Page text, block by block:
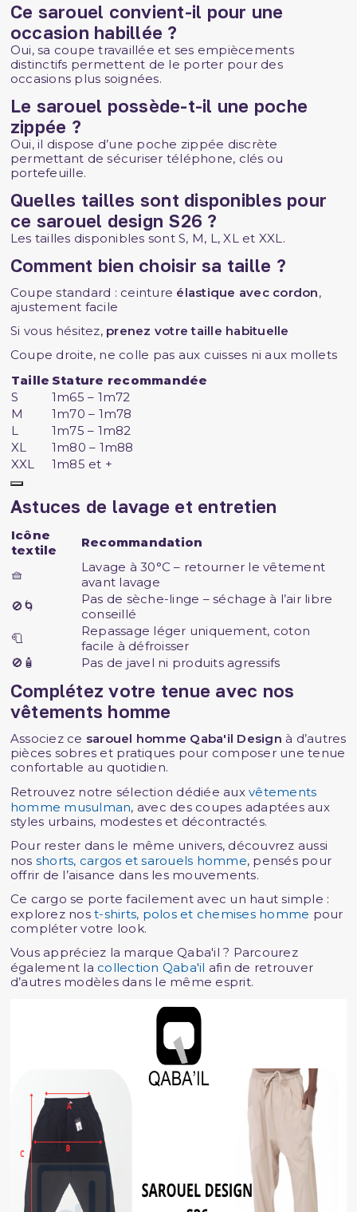
Ce sarouel convient-il pour une
occasion habillée ?
Oui, sa coupe travaillée et ses empiècements
distinctifs permettent de le porter pour des
occasions plus soignées.
Le sarouel possède-t-il une poche
zippée ?
Oui, il dispose d’une poche zippée discrète
permettant de sécuriser téléphone, clés ou
portefeuille.
Quelles tailles sont disponibles pour
ce sarouel design S26 ?
Les tailles disponibles sont S, M, L, XL et XXL.
Comment bien choisir sa taille ?
Coupe standard : ceinture élastique avec cordon,
ajustement facile
Si vous hésitez, prenez votre taille habituelle
Coupe droite, ne colle pas aux cuisses ni aux mollets
Taille Stature recommandée
S
1m65 – 1m72
M
1m70 – 1m78
L
1m75 – 1m82
XL
1m80 – 1m88
XXL
1m85 et +
Astuces de lavage et entretien
Icône
textile
Recommandation
🧺
Lavage à 30°C – retourner le vêtement
avant lavage
🚫🌀
Pas de sèche-linge – séchage à l’air libre
conseillé
🧻
Repassage léger uniquement, coton
facile à défroisser
🚫🧴
Pas de javel ni produits agressifs
Complétez votre tenue avec nos
vêtements homme
Associez ce sarouel homme Qaba'il Design à d’autres
pièces sobres et pratiques pour composer une tenue
confortable au quotidien.
Retrouvez notre sélection dédiée auxvêtements
homme musulman, avec des coupes adaptées aux
styles urbains, modestes et décontractés.
Pour rester dans le même univers, découvrez aussi
nos shorts, cargos et sarouels homme, pensés pour
offrir de l’aisance dans les mouvements.
Ce cargo se porte facilement avec un haut simple :
explorez nos t-shirts, polos et chemises homme pour
compléter votre look.
Vous appréciez la marque Qaba'il ? Parcourez
également la collection Qaba'il afin de retrouver
d’autres modèles dans le même esprit.